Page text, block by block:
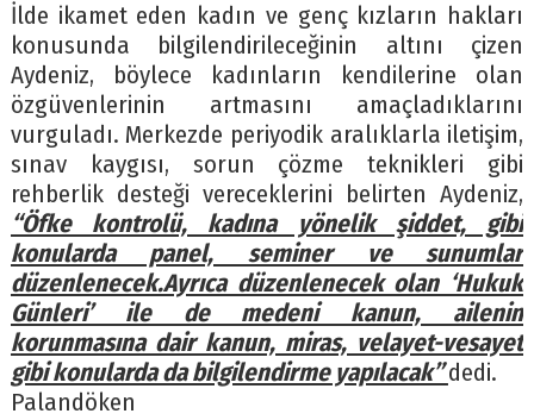
İlde ikamet eden kadın ve genç kızların hakları
konusunda bilgilendirileceğinin altını çizen
Aydeniz, böylece kadınların kendilerine olan
özgüvenlerinin artmasını amaçladıklarını
vurguladı. Merkezde periyodik aralıklarla iletişim,
sınav kaygısı, sorun çözme teknikleri gibi
rehberlik desteği vereceklerini belirten Aydeniz,
“Öfke kontrolü, kadına yönelik şiddet, gibi
konularda panel, seminer ve sunumlar
düzenlenecek.Ayrıca düzenlenecek olan ‘Hukuk
Günleri’ ile de medeni kanun, ailenin
korunmasına dair kanun, miras, velayet-vesayet
gibi konularda da bilgilendirme yapılacak”dedi.
Palandöken